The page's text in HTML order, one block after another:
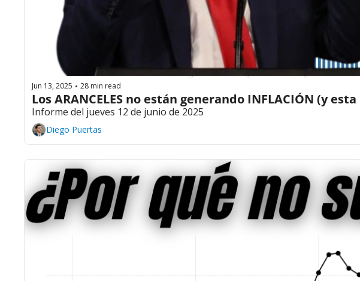
Jun 13, 2025 • 28 min read
Los ARANCELES no están generando INFLACIÓN (y esta
Informe del jueves 12 de junio de 2025
Diego Puertas